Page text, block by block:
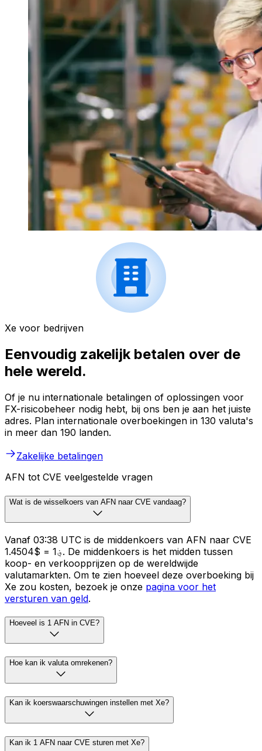
Xe voor bedrijven
Eenvoudig zakelijk betalen over de
hele wereld.
Of je nu internationale betalingen of oplossingen voor
FX-risicobeheer nodig hebt, bij ons ben je aan het juiste
adres. Plan internationale overboekingen in 130 valuta's
in meer dan 190 landen.
Zakelijke betalingen
AFN tot CVE veelgestelde vragen
Wat is de wisselkoers van AFN naar CVE vandaag?
Vanaf 03:38 UTC is de middenkoers van AFN naar CVE
؋1 = $1.4504. De middenkoers is het midden tussen
koop- en verkoopprijzen op de wereldwijde
valutamarkten. Om te zien hoeveel deze overboeking bij
Xe zou kosten, bezoek je onze pagina voor het
versturen van geld.
Hoeveel is 1 AFN in CVE?
Hoe kan ik valuta omrekenen?
Kan ik koerswaarschuwingen instellen met Xe?
Kan ik 1 AFN naar CVE sturen met Xe?